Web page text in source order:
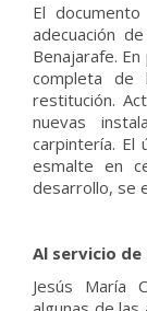
El
adecuación
Benajarafe.
completa de
restitución.
nuevas
carpintería. El
esmalte en
desarrollo, se
Al servicio
Jesús María